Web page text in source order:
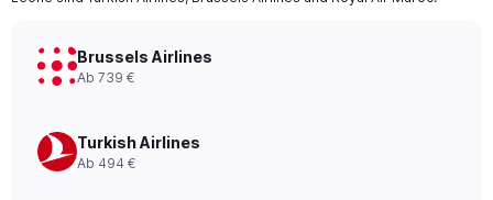
chart
Y
axis
values.
Range:
Brussels Airlines
Ab 739 €
Turkish Airlines
Ab 494 €